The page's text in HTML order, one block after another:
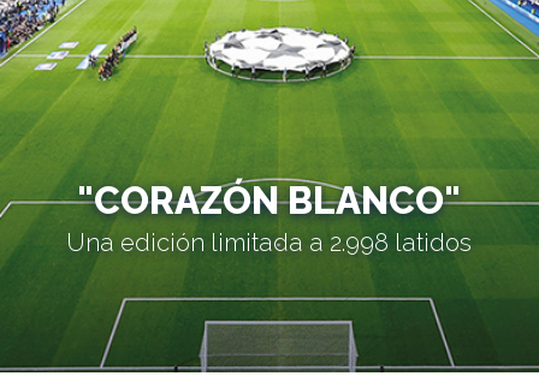
"CORAZÓN BLANCO"
Una edición limitada a 2.998 latidos